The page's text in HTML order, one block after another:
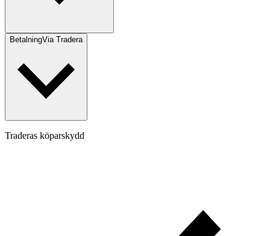
BetalningVia Tradera
Traderas köparskydd